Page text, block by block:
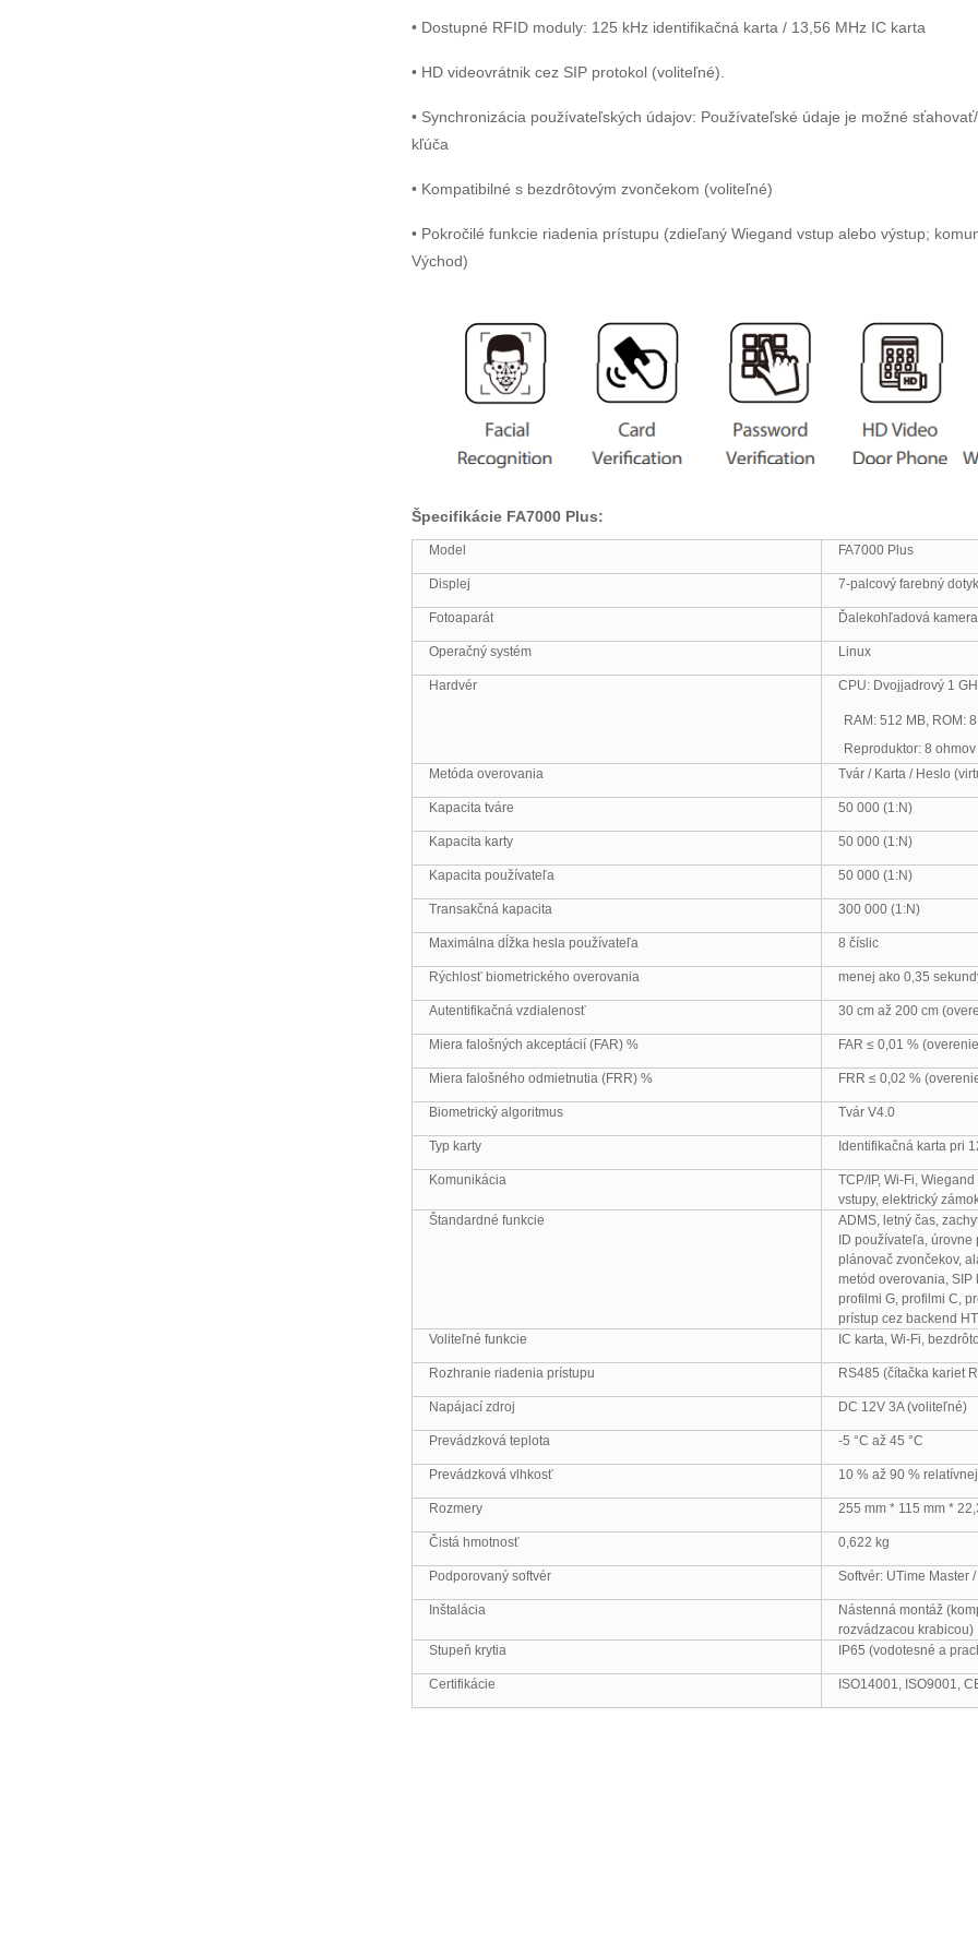
• Dostupné RFID moduly: 125 kHz identifikačná karta / 13,56 MHz IC karta
• HD videovrátnik cez SIP protokol (voliteľné).
• Synchronizácia používateľských údajov: Používateľské údaje je možné
kľúča
• Kompatibilné s bezdrôtovým zvončekom (voliteľné)
• Pokročilé funkcie riadenia prístupu (zdieľaný Wiegand vstup alebo výstup;
Východ)
Špecifikácie FA7000 Plus:
Model FA7000 Plus
Displej 7-palcový farebný
Fotoaparát Ďalekohľadová
Operačný systém Linux
Hardvér CPU: Dvojjadrový 1
RAM: 512 MB, ROM:
Reproduktor: 8
Metóda overovania
Tvár / Karta / Heslo
Kapacita tváre 50 000 (1:N)
Kapacita karty 50 000 (1:N)
Kapacita používateľa 50 000 (1:N)
Transakčná kapacita 300 000 (1:N)
Maximálna dĺžka hesla používateľa 8 číslic
Rýchlosť biometrického overovania menej ako 0,35
Autentifikačná vzdialenosť 30 cm až 200 cm
Miera falošných akceptácií (FAR) % FAR ≤ 0,01 %
Miera falošného odmietnutia (FRR) % FRR ≤ 0,02 %
Biometrický algoritmus Tvár V4.0
Typ karty Identifikačná karta pri
Komunikácia
TCP/IP, Wi-Fi,
vstupy, elektrický
Štandardné funkcie
ADMS, letný čas,
ID používateľa,
plánovač zvončekov,
metód overovania, SIP
profilmi G, profilmi C,
prístup cez backend
Voliteľné funkcie
IC karta, Wi-Fi,
Rozhranie riadenia prístupu RS485 (čítačka kariet
Napájací zdroj DC 12V 3A (voliteľné)
Prevádzková teplota -5 °C až 45 °C
Prevádzková vlhkosť 10 % až 90 %
Rozmery 255 mm * 115 mm *
Čistá hmotnosť 0,622 kg
Podporovaný softvér Softvér: UTime Master
Inštalácia
Nástenná montáž
rozvádzacou krabicou)
Stupeň krytia
IP65 (vodotesné a
Certifikácie ISO14001, ISO9001,